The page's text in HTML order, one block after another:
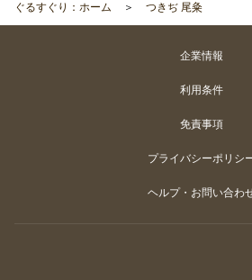
ぐるすぐり：ホーム つきぢ 尾粂
企業情報
利用条件
免責事項
プライバシーポリシ
ヘルプ・お問い合わ